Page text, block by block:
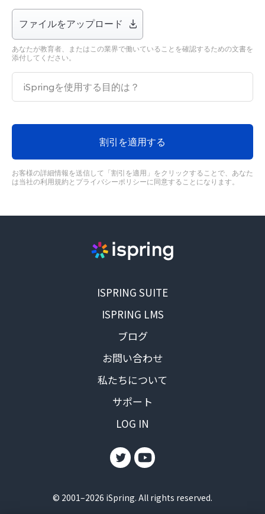
ファイルをアップロード
あなたが教育者、またはこの業界で働いていることを確認するための文書を
添付してください。
お客様の詳細情報を送信して「割引を適用」をクリックすることで、あなた
は当社の利用規約とプライバシーポリシーに同意することになります。
ISPRING SUITE
ISPRING LMS
ブログ
お問い合わせ
私たちについて
サポート
LOG IN
© 2001–2026 iSpring. All rights reserved.